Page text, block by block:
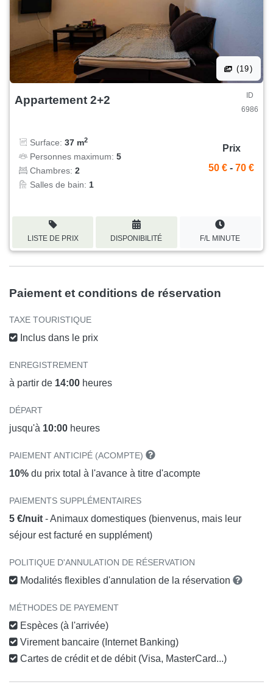
(19)
Appartement 2+2
ID
6986
Surface: 37 m2
Personnes maximum: 5
Chambres: 2
Salles de bain: 1
Prix
50 € - 70 €
LISTE DE PRIX DISPONIBILITÉ F/L MINUTE
Paiement et conditions de réservation
TAXE TOURISTIQUE
Inclus dans le prix
ENREGISTREMENT
à partir de 14:00 heures
DÉPART
jusqu'à 10:00 heures
PAIEMENT ANTICIPÉ (ACOMPTE)
10% du prix total à l'avance à titre d'acompte
PAIEMENTS SUPPLÉMENTAIRES
5 €/nuit - Animaux domestiques (bienvenus, mais leur
séjour est facturé en supplément)
POLITIQUE D'ANNULATION DE RÉSERVATION
Modalités flexibles d'annulation de la réservation
MÉTHODES DE PAYEMENT
Espèces (à l'arrivée)
Virement bancaire (Internet Banking)
Cartes de crédit et de débit (Visa, MasterCard...)